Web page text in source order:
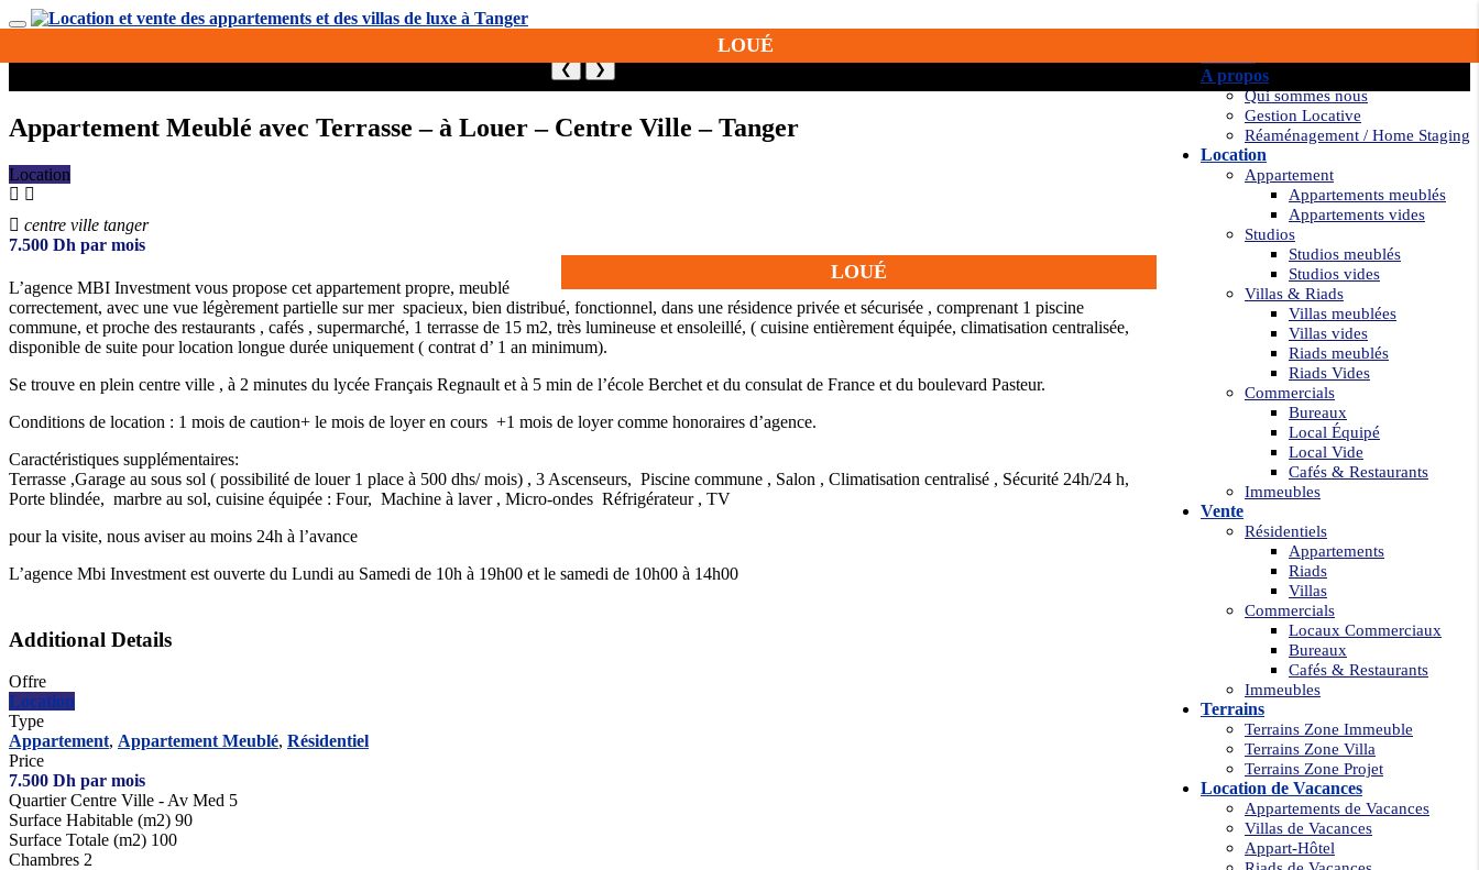
A propos
Qui sommes nous
Gestion Locative
Réaménagement / Home Staging
Location
Appartement
Appartements meublés
Appartements vides
Studios
Studios meublés
Studios vides
Villas & Riads
Villas meublées
Villas vides
Riads meublés
Riads Vides
Commercials
Bureaux
Local Équipé
Local Vide
Cafés & Restaurants
Immeubles
Vente
Résidentiels
Appartements
Riads
Villas
Commercials
Locaux Commerciaux
Bureaux
Cafés & Restaurants
Immeubles
Terrains
Terrains Zone Immeuble
Terrains Zone Villa
Terrains Zone Projet
Location de Vacances
Appartements de Vacances
Villas de Vacances
Appart-Hôtel
LOUÉ
❮ ❯
Appartement Meublé avec Terrasse – à Louer – Centre Ville – Tanger
Location
centre ville tanger
7.500 Dh par mois
LOUÉ
L’agence MBI Investment vous propose cet appartement propre, meublé
correctement, avec une vue légèrement partielle sur mer spacieux, bien distribué, fonctionnel, dans une résidence privée et sécurisée , comprenant 1 piscine
commune, et proche des restaurants , cafés , supermarché, 1 terrasse de 15 m2, très lumineuse et ensoleillé, ( cuisine entièrement équipée, climatisation centralisée,
disponible de suite pour location longue durée uniquement ( contrat d’ 1 an minimum).
Se trouve en plein centre ville , à 2 minutes du lycée Français Regnault et à 5 min de l’école Berchet et du consulat de France et du boulevard Pasteur.
Conditions de location : 1 mois de caution+ le mois de loyer en cours +1 mois de loyer comme honoraires d’agence.
Caractéristiques supplémentaires:
Terrasse ,Garage au sous sol ( possibilité de louer 1 place à 500 dhs/ mois) , 3 Ascenseurs, Piscine commune , Salon , Climatisation centralisé , Sécurité 24h/24 h,
Porte blindée, marbre au sol, cuisine équipée : Four, Machine à laver , Micro-ondes Réfrigérateur , TV
pour la visite, nous aviser au moins 24h à l’avance
L’agence Mbi Investment est ouverte du Lundi au Samedi de 10h à 19h00 et le samedi de 10h00 à 14h00
Additional Details
Offre
Location
Type
Appartement, Appartement Meublé, Résidentiel
Price
7.500 Dh par mois
Quartier Centre Ville - Av Med 5
Surface Habitable (m2) 90
Surface Totale (m2) 100
Chambres 2